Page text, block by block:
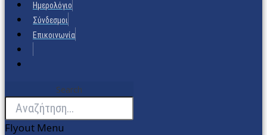
Ημερολόγιο
Σύνδεσμοι
Επικοινωνία
Search
Flyout Menu